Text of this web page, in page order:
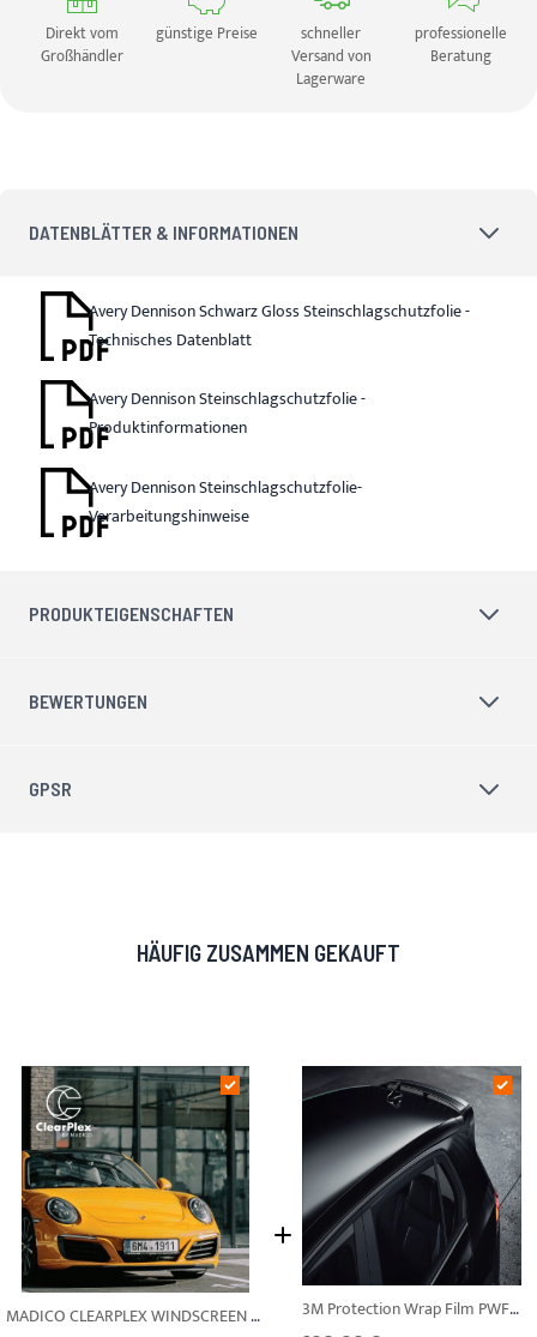
Direkt vom
Großhändler
günstige Preise
schneller
Versand von
Lagerware
professionelle
Beratung
DATENBLÄTTER & INFORMATIONEN
Avery Dennison Schwarz Gloss Steinschlagschutzfolie -
Technisches Datenblatt
Avery Dennison Steinschlagschutzfolie -
Produktinformationen
Avery Dennison Steinschlagschutzfolie-
Verarbeitungshinweise
PRODUKTEIGENSCHAFTEN
BEWERTUNGEN
GPSR
HÄUFIG ZUSAMMEN GEKAUFT
MADICO CLEARPLEX WINDSCREEN PROT. 400 Transparent Gloss 1,524 m Windschutzscheibenfolie (Steinschlagschutzfolie) 3M Protection Wrap Film PWF-G12 Black Glänzend